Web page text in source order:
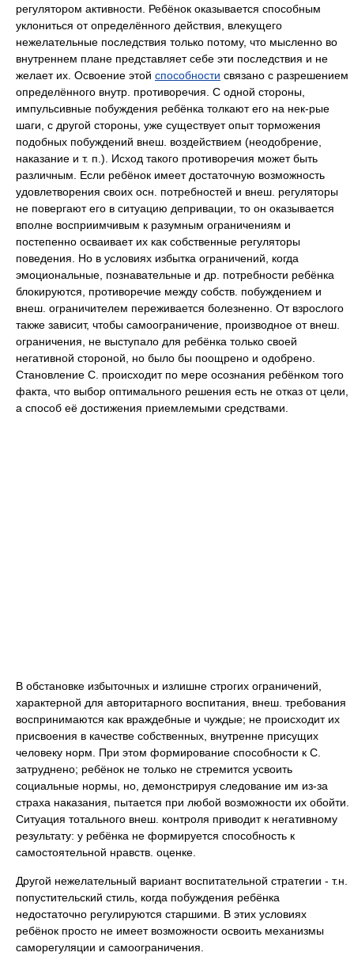
регулятором активности. Ребёнок оказывается способным
уклониться от определённого действия, влекущего
нежелательные последствия только потому, что мысленно во
внутреннем плане представляет себе эти последствия и не
желает их. Освоение этой способности связано с разрешением
определённого внутр. противоречия. С одной стороны,
импульсивные побуждения ребёнка толкают его на нек-рые
шаги, с другой стороны, уже существует опыт торможения
подобных побуждений внеш. воздействием (неодобрение,
наказание и т. п.). Исход такого противоречия может быть
различным. Если ребёнок имеет достаточную возможность
удовлетворения своих осн. потребностей и внеш. регуляторы
не повергают его в ситуацию депривации, то он оказывается
вполне восприимчивым к разумным ограничениям и
постепенно осваивает их как собственные регуляторы
поведения. Но в условиях избытка ограничений, когда
эмоциональные, познавательные и др. потребности ребёнка
блокируются, противоречие между собств. побуждением и
внеш. ограничителем переживается болезненно. От взрослого
также зависит, чтобы самоограничение, производное от внеш.
ограничения, не выступало для ребёнка только своей
негативной стороной, но было бы поощрено и одобрено.
Становление С. происходит по мере осознания ребёнком того
факта, что выбор оптимального решения есть не отказ от цели,
а способ её достижения приемлемыми средствами.
В обстановке избыточных и излишне строгих ограничений,
характерной для авторитарного воспитания, внеш. требования
воспринимаются как враждебные и чуждые; не происходит их
присвоения в качестве собственных, внутренне присущих
человеку норм. При этом формирование способности к С.
затруднено; ребёнок не только не стремится усвоить
социальные нормы, но, демонстрируя следование им из-за
страха наказания, пытается при любой возможности их обойти.
Ситуация тотального внеш. контроля приводит к негативному
результату: у ребёнка не формируется способность к
самостоятельной нравств. оценке.
Другой нежелательный вариант воспитательной стратегии - т.н.
попустительский стиль, когда побуждения ребёнка
недостаточно регулируются старшими. В этих условиях
ребёнок просто не имеет возможности освоить механизмы
саморегуляции и самоограничения.